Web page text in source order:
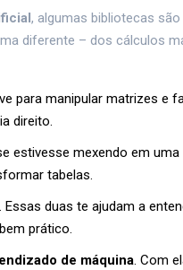
, algumas bibliotecas
diferente – dos cálculos
para manipular matrizes e
direito.
estivesse mexendo em
tabelas.
Essas duas te ajudam a
prático.
de máquina. Com